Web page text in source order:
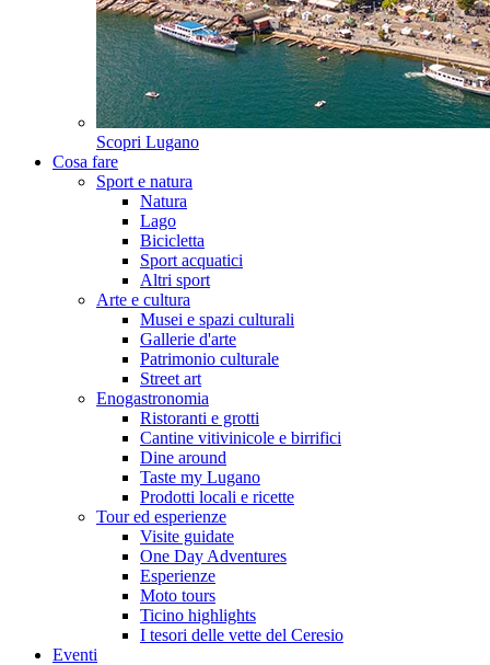
Scopri Lugano
Cosa fare
Sport e natura
Natura
Lago
Bicicletta
Sport acquatici
Altri sport
Arte e cultura
Musei e spazi culturali
Gallerie d'arte
Patrimonio culturale
Street art
Enogastronomia
Ristoranti e grotti
Cantine vitivinicole e birrifici
Dine around
Taste my Lugano
Prodotti locali e ricette
Tour ed esperienze
Visite guidate
One Day Adventures
Esperienze
Moto tours
Ticino highlights
I tesori delle vette del Ceresio
Eventi